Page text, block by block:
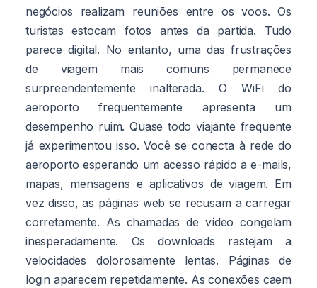
negócios realizam reuniões entre os voos. Os
turistas estocam fotos antes da partida. Tudo
parece digital. No entanto, uma das frustrações
de viagem mais comuns permanece
surpreendentemente inalterada. O WiFi do
aeroporto frequentemente apresenta um
desempenho ruim. Quase todo viajante frequente
já experimentou isso. Você se conecta à rede do
aeroporto esperando um acesso rápido a e-mails,
mapas, mensagens e aplicativos de viagem. Em
vez disso, as páginas web se recusam a carregar
corretamente. As chamadas de vídeo congelam
inesperadamente. Os downloads rastejam a
velocidades dolorosamente lentas. Páginas de
login aparecem repetidamente. As conexões caem